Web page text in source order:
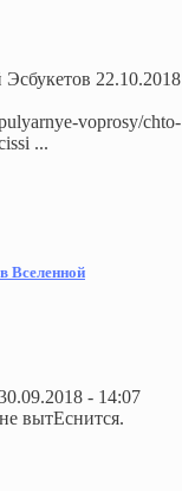
Эсбукетов 22.10.2018
voprosy/chto-
...
Вселенной
- 14:07
вытЕснится.